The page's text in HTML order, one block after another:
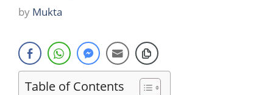
by Mukta
Table of Contents